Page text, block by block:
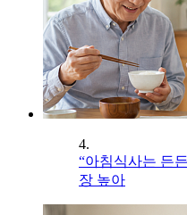
4.
“아침식사는 든
장 높아